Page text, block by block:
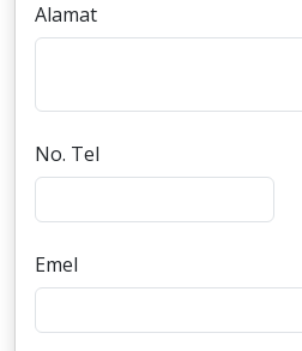
Alamat
No. Tel
Emel